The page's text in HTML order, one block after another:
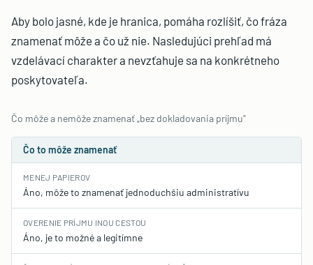
Aby bolo jasné, kde je hranica, pomáha rozlíšiť, čo fráza
znamenať môže a čo už nie. Nasledujúci prehľad má
vzdelávací charakter a nevzťahuje sa na konkrétneho
poskytovateľa.
Čo môže a nemôže znamenať „bez dokladovania príjmu"
Čo to môže znamenať
MENEJ PAPIEROV
Áno, môže to znamenať jednoduchšiu administratívu
OVERENIE PRÍJMU INOU CESTOU
Áno, je to možné a legitímne